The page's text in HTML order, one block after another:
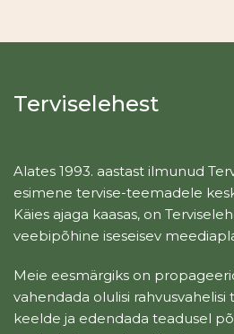
Terviselehest
Alates 1993. aastast ilmunud
esimene tervise-teemadele
Käies ajaga kaasas, on
veebipõhine iseseisev
Meie eesmärgiks on
vahendada olulisi rahvusvahelisi
keelde ja edendada teadusel